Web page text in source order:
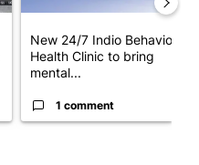
New 24/7 Indio Behavioral
Health Clinic to bring
mental...
1 comment